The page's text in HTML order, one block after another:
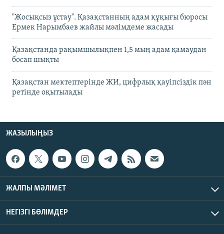
"Жосықсыз ұстау". Қазақстанның адам құқығы бюросы
Ермек Нарымбаев жайлы мәлімдеме жасады
Қазақстанда рақымшылықпен 1,5 мың адам қамаудан
босап шықты
Қазақстан мектептерінде ЖИ, цифрлық қауіпсіздік пән
ретінде оқытылады
ЖАЗЫЛЫҢЫЗ
ЖАЛПЫ МӘЛІМЕТ
НЕГІЗГІ БӨЛІМДЕР